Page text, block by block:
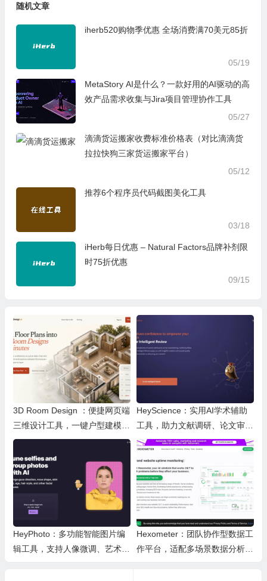
随机文章
iherb520购物季优惠 全场消费满70美元85折
05/19
MetaStory AI是什么？一款好用的AI驱动的高
效产品需求收集与Jira项目管理协作工具
05/27
滴滴货运搬家收费标准价格表（对比滴滴货
拉拉快狗三家货运搬家平台）
05/12
推荐6个程序员代码截图美化工具
03/18
iHerb每日优惠 – Natural Factors品牌补剂限
时75折优惠
09/15
3D Room Design ：便捷网页端
三维设计工具，一键户型建模、
实时改色布景助力装修设计
HeyScience：实用AI学术辅助
工具，助力文献调研、论文审阅
与日常学业研究工作
HeyPhoto：多功能智能图片编
辑工具，支持人像微调、艺术创
Hexometer：团队协作型数据工
作平台，适配多场景数据分析、